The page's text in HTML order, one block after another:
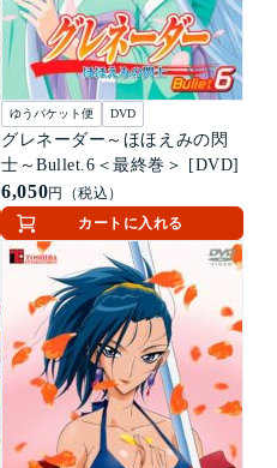
ゆうパケット便 DVD
グレネーダー～ほほえみの閃
士～Bullet.6＜最終巻＞ [DVD]
6,050円（税込）
カートに入れる